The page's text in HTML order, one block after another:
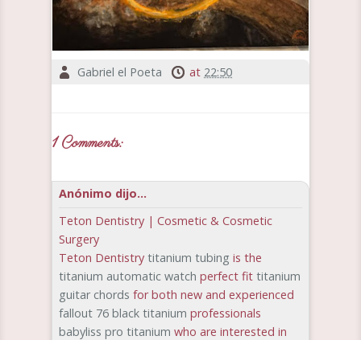
Gabriel el Poeta at 22:50
1 Comments:
Anónimo dijo...
Teton Dentistry | Cosmetic & Cosmetic
Surgery
Teton Dentistry titanium tubing is the
titanium automatic watch perfect fit titanium
guitar chords for both new and experienced
fallout 76 black titanium professionals
babyliss pro titanium who are interested in